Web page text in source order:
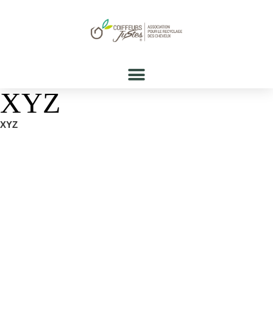
XYZ
XYZ